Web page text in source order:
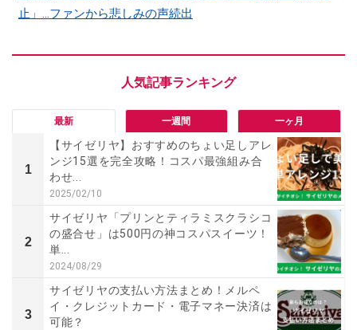
止」…ファンから悲しみの声続出
最新 一週間 一ヶ月
1
【サイゼリヤ】おすすめのちょい足しアレ
ンジ15選を完全攻略！コスパ最強組み合
わせ...
2025/02/10
2
サイゼリヤ「プリンとティラミスクラシコ
の盛合せ」は500円の神コスパスイーツ！
単...
2024/08/29
3
サイゼリヤの支払い方法まとめ！メルペ
イ・クレジットカード・電子マネー決済は
可能？